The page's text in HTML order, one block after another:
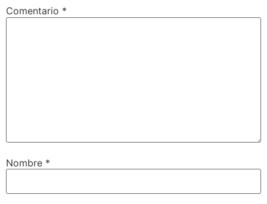
Comentario *
Nombre *